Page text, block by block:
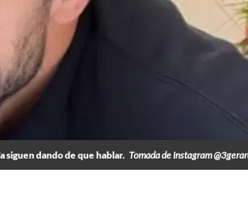
siguen dando de que hablar. Tomada de Instagram